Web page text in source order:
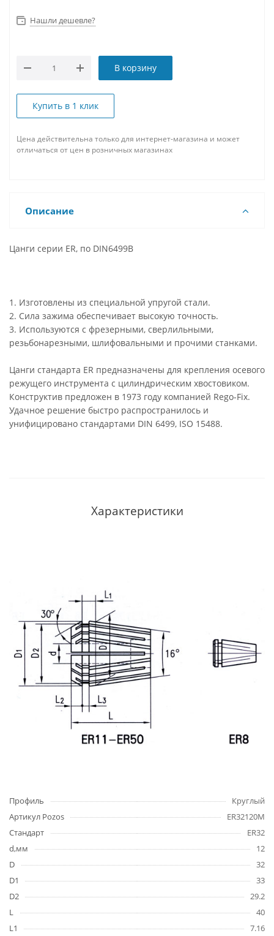
Нашли дешевле?
В корзину
Купить в 1 клик
Цена действительна только для интернет-магазина и может
отличаться от цен в розничных магазинах
Описание
Цанги серии ER, по DIN6499B
1. Изготовлены из специальной упругой стали.
2. Сила зажима обеспечивает высокую точность.
3. Используются с фрезерными, сверлильными,
резьбонарезными, шлифовальными и прочими станками.
Цанги стандарта ER предназначены для крепления осевого
режущего инструмента с цилиндрическим хвостовиком.
Конструктив предложен в 1973 году компанией Rego-Fix.
Удачное решение быстро распространилось и
унифицировано стандартами DIN 6499, ISO 15488.
Характеристики
Профиль
Круглый
Артикул Pozos
ER32120M
Стандарт
ER32
d,мм
12
D
32
D1
33
D2
29.2
L
40
L1
7.16